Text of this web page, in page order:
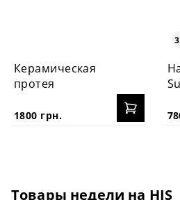
Керамическая
протея
1800 грн.
Товары недели на HIS